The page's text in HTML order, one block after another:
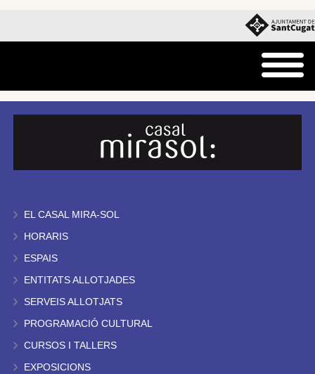
EL CASAL MIRA-SOL
HORARIS
ESPAIS
ENTITATS ALLOTJADES
SERVEIS ALLOTJATS
PROGRAMACIÓ CULTURAL
CURSOS I TALLERS
EXPOSICIONS